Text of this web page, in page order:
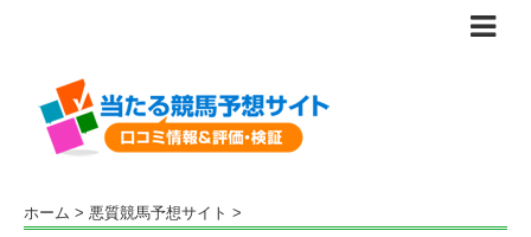
ホーム > 悪質競馬予想サイト >